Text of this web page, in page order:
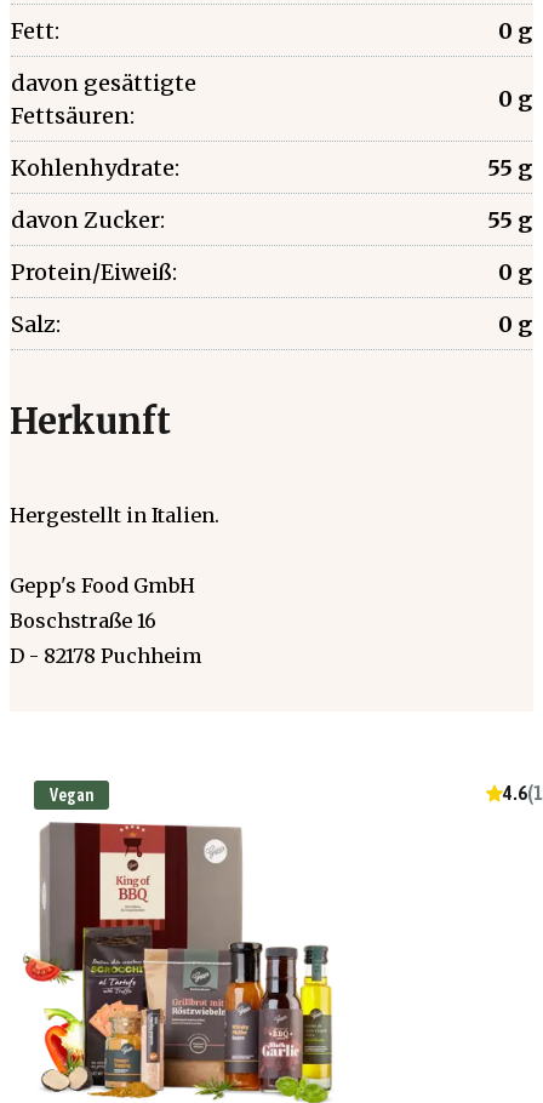
Fett:
0 g
davon gesättigte
Fettsäuren:
0 g
Kohlenhydrate:
55 g
davon Zucker:
55 g
Protein/Eiweiß:
0 g
Salz:
0 g
Herkunft
Hergestellt in Italien.
Gepp's Food GmbH
Boschstraße 16
D - 82178 Puchheim
Vegan 4.6(